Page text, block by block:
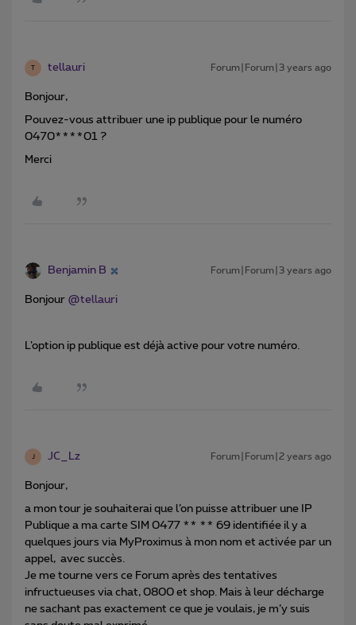
T tellauri Forum|Forum|3 years ago
Bonjour,
Pouvez-vous attribuer une ip publique pour le numéro
0470****01 ?
Merci
Benjamin B Forum|Forum|3 years ago
Bonjour @tellauri
L’option ip publique est déjà active pour votre numéro.
JC_Lz Forum|Forum|2 years ago
Bonjour,
a mon tour je souhaiterai que l’on puisse attribuer une IP
Publique a ma carte SIM 0477 ** ** 69 identifiée il y a
quelques jours via MyProximus à mon nom et activée par un
appel, avec succès.
Je me tourne vers ce Forum après des tentatives
infructueuses via chat, 0800 et shop. Mais à leur décharge
ne sachant pas exactement ce que je voulais, je m’y suis